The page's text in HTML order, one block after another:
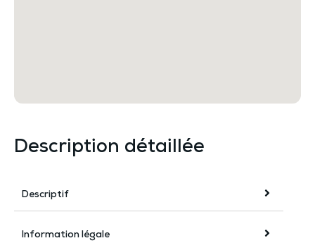
Description détaillée
Descriptif
Information légale